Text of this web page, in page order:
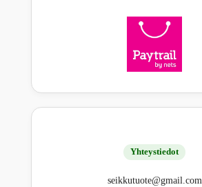
Yhteystiedot
seikkutuote@gmail.com